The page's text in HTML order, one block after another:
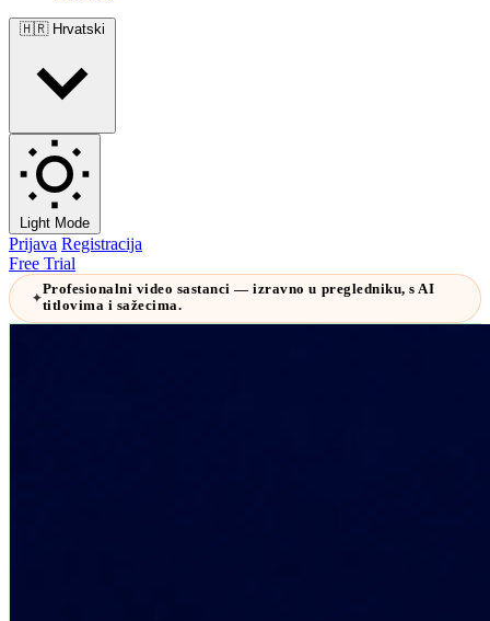
🇭🇷 Hrvatski
Light Mode
Prijava Registracija
Free Trial
✦
Profesionalni video sastanci — izravno u pregledniku, s AI
titlovima i sažecima.